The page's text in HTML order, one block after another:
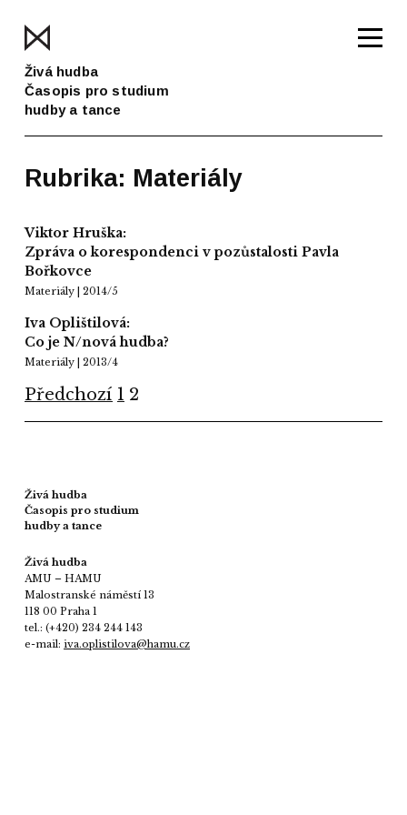
Živá hudba
Časopis pro studium
hudby a tance
Rubrika: Materiály
Viktor Hruška:
Zpráva o korespondenci v pozůstalosti Pavla
Bořkovce
Materiály | 2014/5
Iva Oplištilová:
Co je N/nová hudba?
Materiály | 2013/4
Předchozí 1 2
Živá hudba
Časopis pro studium
hudby a tance
Živá hudba
AMU – HAMU
Malostranské náměstí 13
118 00 Praha 1
tel.: (+420) 234 244 143
e-mail: iva.oplistilova@hamu.cz